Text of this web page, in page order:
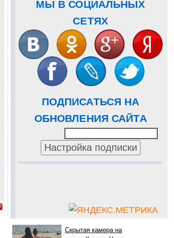
МЫ В СОЦИАЛЬНЫХ
СЕТЯХ
ПОДПИСАТЬСЯ НА
ОБНОВЛЕНИЯ САЙТА
Скрытая камера на